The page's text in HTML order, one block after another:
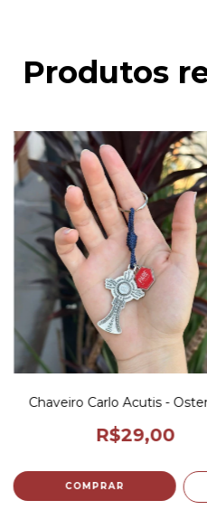
Produtos
Chaveiro Carlo Acutis -
R$29,00